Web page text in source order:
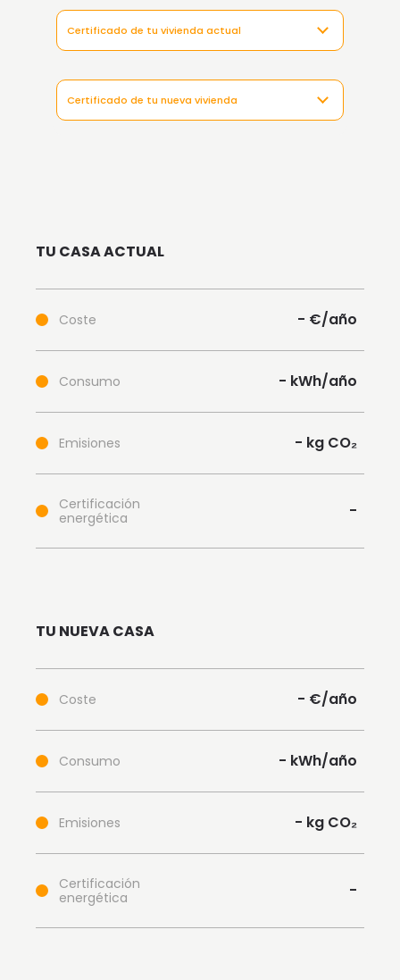
TU CASA ACTUAL
Coste - €/año
Consumo - kWh/año
Emisiones - kg CO₂
Certificación
energética
-
TU NUEVA CASA
Coste - €/año
Consumo - kWh/año
Emisiones - kg CO₂
Certificación
energética
-